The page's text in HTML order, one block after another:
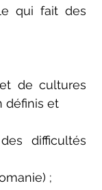
qui fait des
de cultures
définis et
difficultés
;